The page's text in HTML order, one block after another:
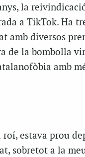
la
a TikTok. Ha
amb diversos
de la bombolla
amb
roí, estava prou
sobretot a la